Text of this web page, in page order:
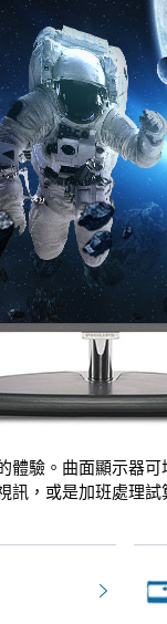
驗。曲面顯示器
，或是加班處理試